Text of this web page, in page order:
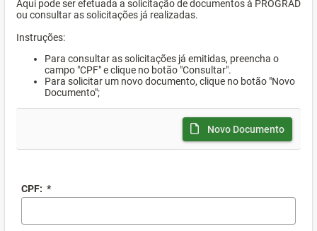
Aqui pode ser efetuada a solicitação de documentos à PROGRAD
ou consultar as solicitações já realizadas.
Instruções:
Para consultar as solicitações já emitidas, preencha o
campo "CPF" e clique no botão "Consultar".
Para solicitar um novo documento, clique no botão "Novo
Documento";
Novo Documento
CPF: *